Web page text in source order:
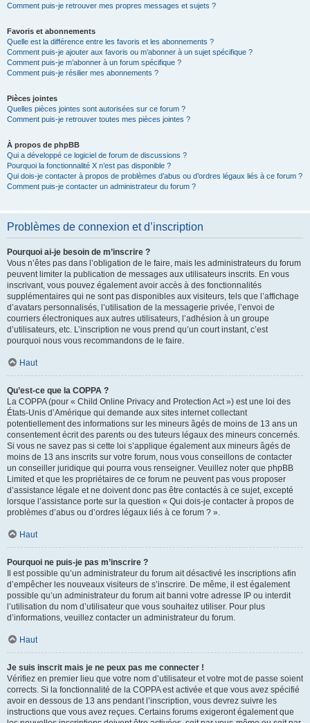
Comment puis-je retrouver mes propres messages et sujets ?
Favoris et abonnements
Quelle est la différence entre les favoris et les abonnements ?
Comment puis-je ajouter aux favoris ou m’abonner à un sujet spécifique ?
Comment puis-je m’abonner à un forum spécifique ?
Comment puis-je résilier mes abonnements ?
Pièces jointes
Quelles pièces jointes sont autorisées sur ce forum ?
Comment puis-je retrouver toutes mes pièces jointes ?
À propos de phpBB
Qui a développé ce logiciel de forum de discussions ?
Pourquoi la fonctionnalité X n’est pas disponible ?
Qui dois-je contacter à propos de problèmes d’abus ou d’ordres légaux liés à ce forum ?
Comment puis-je contacter un administrateur du forum ?
Problèmes de connexion et d’inscription
Pourquoi ai-je besoin de m’inscrire ?
Vous n’êtes pas dans l’obligation de le faire, mais les administrateurs du forum
peuvent limiter la publication de messages aux utilisateurs inscrits. En vous
inscrivant, vous pouvez également avoir accès à des fonctionnalités
supplémentaires qui ne sont pas disponibles aux visiteurs, tels que l’affichage
d’avatars personnalisés, l’utilisation de la messagerie privée, l’envoi de
courriers électroniques aux autres utilisateurs, l’adhésion à un groupe
d’utilisateurs, etc. L’inscription ne vous prend qu’un court instant, c’est
pourquoi nous vous recommandons de le faire.
Haut
Qu’est-ce que la COPPA ?
La COPPA (pour « Child Online Privacy and Protection Act ») est une loi des
États-Unis d’Amérique qui demande aux sites internet collectant
potentiellement des informations sur les mineurs âgés de moins de 13 ans un
consentement écrit des parents ou des tuteurs légaux des mineurs concernés.
Si vous ne savez pas si cette loi s’applique également aux mineurs âgés de
moins de 13 ans inscrits sur votre forum, nous vous conseillons de contacter
un conseiller juridique qui pourra vous renseigner. Veuillez noter que phpBB
Limited et que les propriétaires de ce forum ne peuvent pas vous proposer
d’assistance légale et ne doivent donc pas être contactés à ce sujet, excepté
lorsque l’assistance porte sur la question « Qui dois-je contacter à propos de
problèmes d’abus ou d’ordres légaux liés à ce forum ? ».
Haut
Pourquoi ne puis-je pas m’inscrire ?
Il est possible qu’un administrateur du forum ait désactivé les inscriptions afin
d’empêcher les nouveaux visiteurs de s’inscrire. De même, il est également
possible qu’un administrateur du forum ait banni votre adresse IP ou interdit
l’utilisation du nom d’utilisateur que vous souhaitez utiliser. Pour plus
d’informations, veuillez contacter un administrateur du forum.
Haut
Je suis inscrit mais je ne peux pas me connecter !
Vérifiez en premier lieu que votre nom d’utilisateur et votre mot de passe soient
corrects. Si la fonctionnalité de la COPPA est activée et que vous avez spécifié
avoir en dessous de 13 ans pendant l’inscription, vous devrez suivre les
instructions que vous avez reçues. Certains forums exigeront également que